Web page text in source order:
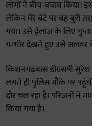
लोगों ने बीच-बचाव किया।
लेकिन मेरे बेटे पर वह बुरी
गया। उसे ईलाज के लिए गुप्ता
गम्भीर देखते हुए उसे अलवर
किशनगढ़बास डीएसपी
लगते ही पुलिस मौके पर
दौर चल रहा है। परिजनों ने
किया गया है।